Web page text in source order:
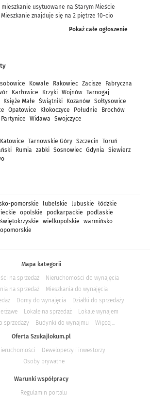
mieszkanie usytuowane na Starym Mieście
Mieszkanie znajduje się na 2 piętrze 10-cio
Pokaż całe ogłoszenie
Kowale Rakowiec Zacisze
Fabryczna
Karłowice Krzyki Wojnów Tarnogaj
Księże Małe Świątniki Kozanów Sołtysowice
Opatowice Kłokoczyce Południe
Brochów
Partynice Widawa
Swojczyce
Katowice Tarnowskie Góry Szczecin
Toruń
Rumia zabki Sosnowiec Gdynia
Siewierz
pomorskie lubelskie lubuskie
łódzkie
opolskie podkarpackie
podlaskie
świętokrzyskie wielkopolskie
warmińsko-
Mapa kategorii
na sprzedaż
Nieruchomości do wynajęcia
na sprzedaż
Mieszkania do wynajęcia
Domy do wynajęcia
Działki do sprzedaży
Lokale na sprzedaż
Lokale wynajem
sprzedaży
Budynki do wynajmu
Więcej...
Oferta Szukajlokum.pl
Deweloperzy i inwestorzy
Osoby prywatne
Warunki współpracy
Regulamin portalu